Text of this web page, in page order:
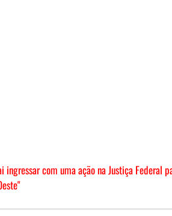
com uma ação na Justiça Federal